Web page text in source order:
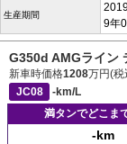
生産期間
9年
G350d AMGライン
新車時価格1208万円(税
JC08
-km/L
満タンでどこま
-km